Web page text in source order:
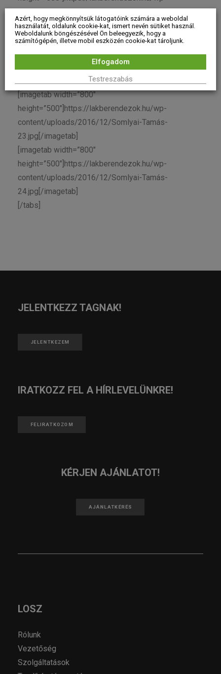
content/uploads/2016/12/Somlyai-Tamás-
21.jpg[/imagetab]
[imagetab width=”800″
height=”500″]https://lakberendezok.hu/wp-
content/uploads/2016/12/Somlyai-Tamás-
[imagetab width=”800″
height=”500″]https://lakberendezok.hu/wp-
content/uploads/2016/12/Somlyai-Tamás-
23.jpg[/imagetab]
[imagetab width=”800″
height=”500″]https://lakberendezok.hu/wp-
content/uploads/2016/12/Somlyai-Tamás-
24.jpg[/imagetab]
[/tabs]
JELENTKEZZ TAGNAK!
JELENTKEZEM
IRATKOZZ FEL A HÍRLEVELÜNKRE!
FELIRATKOZOM
KÉRJEN AJÁNLATOT!
AJÁNLATKÉRÉS
LOSZ
Rólunk
Vezetőség
Szolgáltatások
Azért, hogy megkönnyítsük látogatóink számára a weboldal
használatát, oldalunk cookie-kat, ismert nevén sütiket használ.
Weboldalunk böngészésével Ön beleegyezik, hogy a
számítógépén, illetve mobil eszközén cookie-kat tároljunk.
Testreszabás
Elfogadom